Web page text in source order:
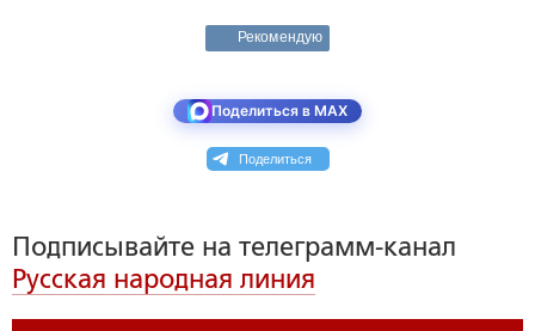
Рекомендую
Поделиться в MAX
Поделиться
Подписывайте на телеграмм-канал
Русская народная линия